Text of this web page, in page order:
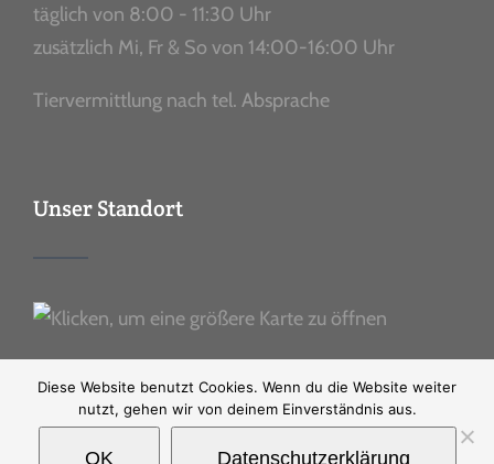
täglich von 8:00 - 11:30 Uhr
zusätzlich Mi, Fr & So von 14:00-16:00 Uhr
Tiervermittlung nach tel. Absprache
Unser Standort
Diese Website benutzt Cookies. Wenn du die Website weiter
nutzt, gehen wir von deinem Einverständnis aus.
OK Datenschutzerklärung